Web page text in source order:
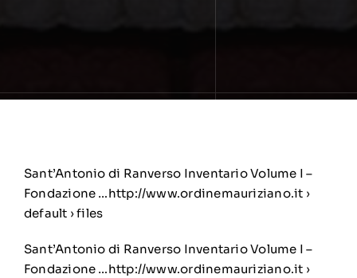
Sant’Antonio di Ranverso Inventario Volume I –
Fondazione …http://www.ordinemauriziano.it ›
default › files
Sant’Antonio di Ranverso Inventario Volume I –
Fondazione …http://www.ordinemauriziano.it ›